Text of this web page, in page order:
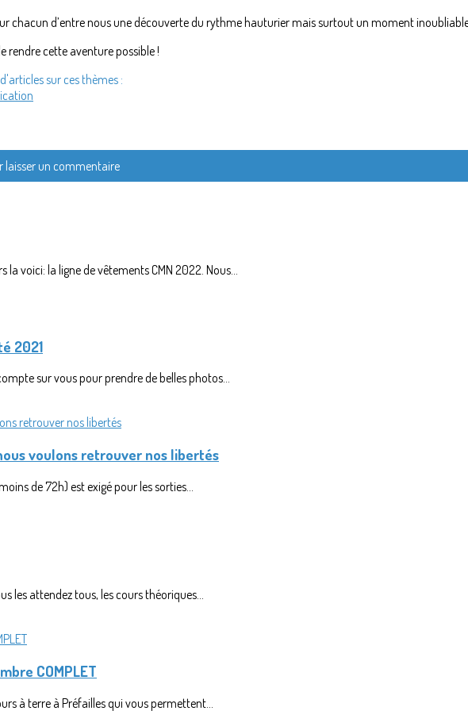
chacun d’entre nous une découverte du rythme hauturier mais surtout un moment
rendre cette aventure possible !
sur ces thèmes :
laisser un commentaire
voici: la ligne de vêtements CMN 2022. Nous...
2021
sur vous pour prendre de belles photos...
voulons retrouver nos libertés
de 72h) est exigé pour les sorties...
les attendez tous, les cours théoriques...
COMPLET
à terre à Préfailles qui vous permettent...